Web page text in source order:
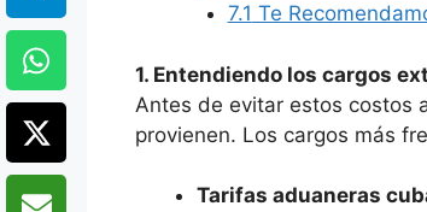
7.1 Te
1. Entendiendo los cargos
Antes de evitar estos costos
provienen. Los cargos más
Tarifas aduaneras